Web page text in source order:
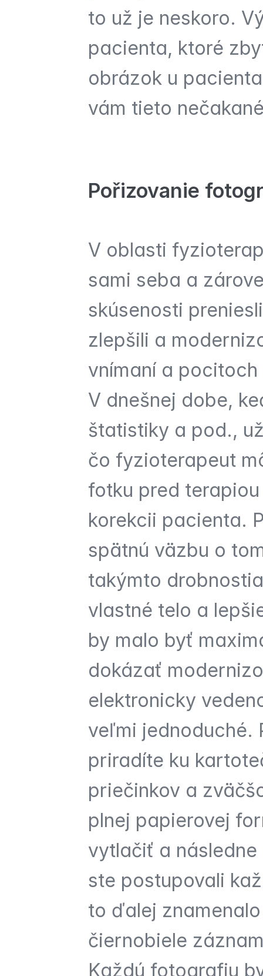
to už je neskoro.
pacienta, ktoré
obrázok u
vám tieto
Pořizovanie
V oblasti
sami seba a
skúsenosti
zlepšili a
vnímaní a pocitoch
V dnešnej dobe,
štatistiky a pod.,
čo fyzioterapeut
fotku pred
korekcii pacienta.
spätnú väzbu o
takýmto
vlastné telo a
by malo byť
dokázať
elektronicky
veľmi jednoduché.
priradíte ku
priečinkov a
plnej papierovej
vytlačiť a
ste postupovali
to ďalej
čiernobiele
Každú fotografiu